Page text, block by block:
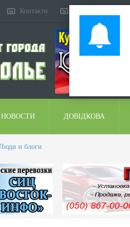
Контакти
НОВОСТИ ДОВІДКОВА
и блоги